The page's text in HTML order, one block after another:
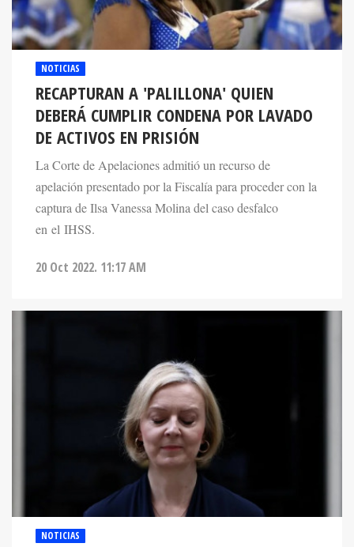
NOTICIAS
RECAPTURAN A 'PALILLONA' QUIEN
DEBERÁ CUMPLIR CONDENA POR LAVADO
DE ACTIVOS EN PRISIÓN
La Corte de Apelaciones admitió un recurso de
apelación presentado por la Fiscalía para proceder con la
captura de Ilsa Vanessa Molina del caso desfalco
en el IHSS.
20 Oct 2022. 11:17 AM
NOTICIAS